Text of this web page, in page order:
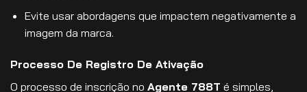
Evite usar abordagens que impactem negativamente a
imagem da marca.
Processo De Registro De Ativação
O processo de inscrição no Agente 788T é simples,